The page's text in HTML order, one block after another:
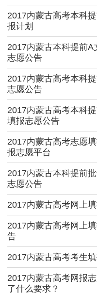
2017内蒙古高考本科
报计划
2017内蒙古本科提前A
志愿公告
2017内蒙古高考本科
志愿公告
2017内蒙古高考本科
填报志愿公告
2017内蒙古高考志愿
报志愿平台
2017内蒙古本科提前
志愿公告
2017内蒙古高考网上
2017内蒙古高考网上
告
2017内蒙古高考考生
2017内蒙古高考网报
了什么要求？